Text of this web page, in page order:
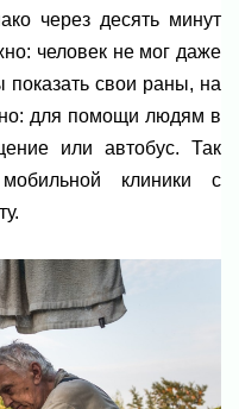
через десять минут
человек не мог даже
показать свои раны, на
для помощи людям в
или автобус. Так
клиники с